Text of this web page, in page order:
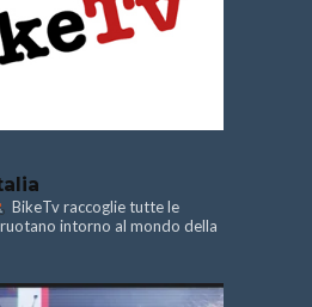
BikeTv raccoglie tutte le
ruotano intorno al mondo della